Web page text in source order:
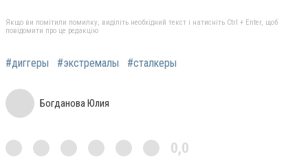
Якщо ви помітили помилку, виділіть необхідний текст і натисніть Ctrl + Enter, щоб
повідомити про це редакцію
#диггеры #экстремалы #сталкеры
Богданова Юлия
0,0